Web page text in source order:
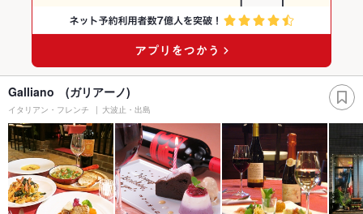
Galliano (ガリアーノ)
イタリアン・フレンチ 大波止・出島